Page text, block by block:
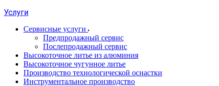
Услуги
Сервисные услуги
Предпродажный сервис
Послепродажный сервис
Высокоточное литье из алюминия
Высокоточное чугунное литье
Производство технологической оснастки
Инструментальное производство